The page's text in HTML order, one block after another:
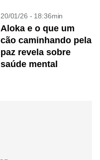
20/01/26 - 18:36min
Aloka e o que um
cão caminhando pela
paz revela sobre
saúde mental